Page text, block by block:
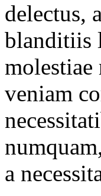
delectus,
blanditiis
molestiae
veniam
a